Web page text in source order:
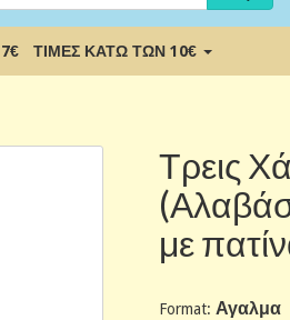
ΤΙΜΕΣ ΚΑΤΩ ΤΩΝ 10€
Τρεις
με
Format: Αγαλμα